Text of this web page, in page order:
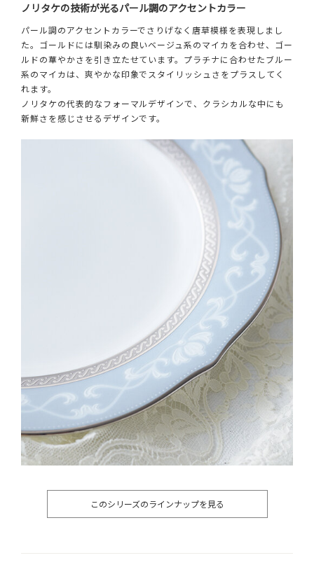
ノリタケの技術が光るパール調のアクセントカラー
パール調のアクセントカラーでさりげなく唐草模様を表現しまし
た。ゴールドには馴染みの良いベージュ系のマイカを合わせ、ゴー
ルドの華やかさを引き立たせています。プラチナに合わせたブルー
系のマイカは、爽やかな印象でスタイリッシュさをプラスしてく
れます。
ノリタケの代表的なフォーマルデザインで、クラシカルな中にも
新鮮さを感じさせるデザインです。
このシリーズのラインナップを見る